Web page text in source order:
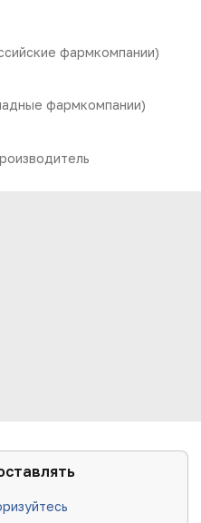
фармкомпании)
фармкомпании)